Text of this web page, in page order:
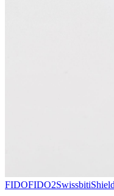
FIDOFIDO2Swissbit